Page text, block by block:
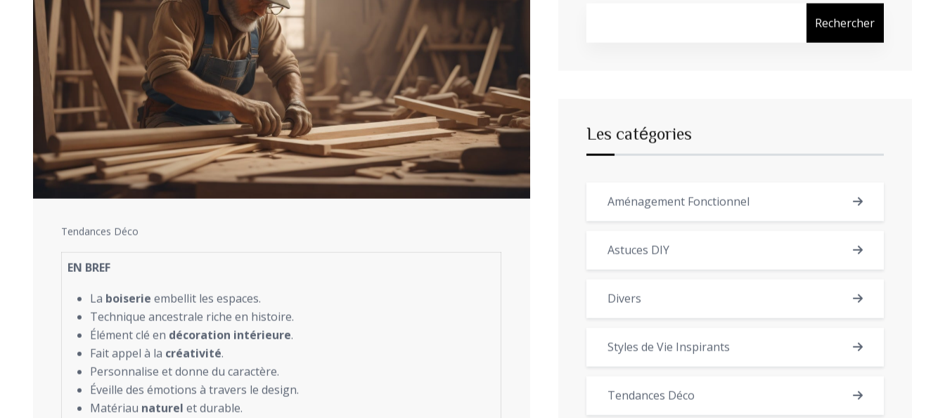
Tendances Déco
EN BREF
La boiserie embellit les espaces.
Technique ancestrale riche en histoire.
Élément clé en décoration intérieure.
Fait appel à la créativité.
Personnalise et donne du caractère.
Éveille des émotions à travers le design.
Matériau naturel et durable.
Rechercher
Les catégories
Aménagement Fonctionnel
Astuces DIY
Divers
Styles de Vie Inspirants
Tendances Déco